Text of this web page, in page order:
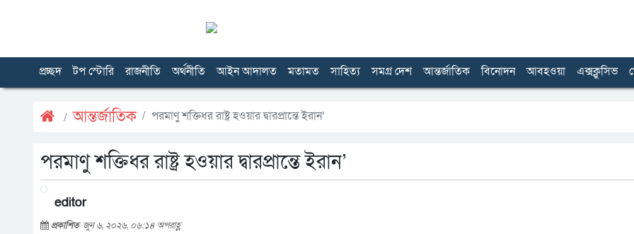
প্রচ্ছদ টপ স্টোরি রাজনীতি অর্থনীতি আইন আদালত মতামত সাহিত্য সমগ্র দেশ আন্তর্জাতিক বিনোদন আবহওয়া এক্সক্লুসিভ
আন্তর্জাতিক পরমাণু শক্তিধর রাষ্ট্র হওয়ার দ্বারপ্রান্তে ইরান’
পরমাণু শক্তিধর রাষ্ট্র হওয়ার দ্বারপ্রান্তে ইরান’
editor
প্রকাশিত জুন ৬, ২০২৬, ০৬:১৪ অপরাহ্ণ